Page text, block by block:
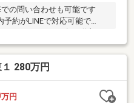
の問い合わせも可能です
約がLINEで対応可能で
、お名前(フルネーム)をメッ
す※
280万円
万円